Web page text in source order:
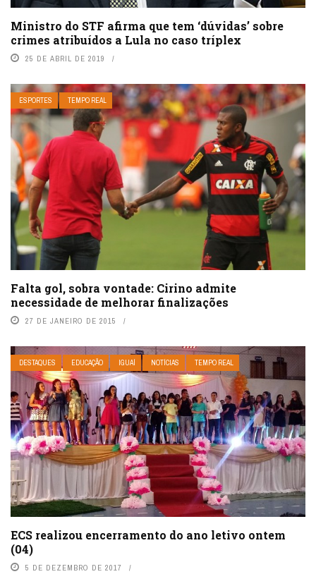
Ministro do STF afirma que tem ‘dúvidas’ sobre
crimes atribuídos a Lula no caso tríplex
25 DE ABRIL DE 2019
ESPORTES TEMPO REAL
Falta gol, sobra vontade: Cirino admite
necessidade de melhorar finalizações
27 DE JANEIRO DE 2015
DESTAQUES EDUCAÇÃO IGUAÍ NOTÍCIAS TEMPO REAL
ECS realizou encerramento do ano letivo ontem
(04)
5 DE DEZEMBRO DE 2017